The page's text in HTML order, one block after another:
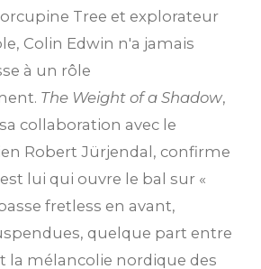
i
l
e
s
r
'
é
a
l
a
t
o
n
Tree et explorateur
Colin Edwin n'a jamais
à un rôle
The Weight of a Shadow,
collaboration avec le
Robert Jürjendal, confirme
lui qui ouvre le bal sur «
fretless en avant,
quelque part entre
la mélancolie nordique des